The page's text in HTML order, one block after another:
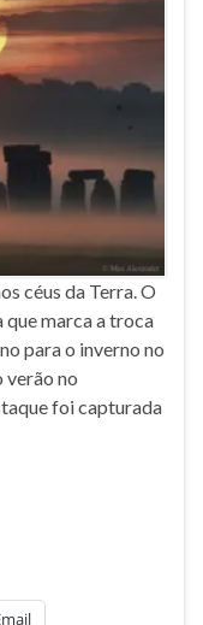
céus da Terra. O
que marca a troca
para o inverno no
verão no
foi capturada